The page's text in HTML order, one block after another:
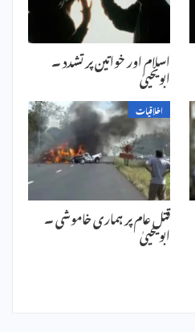
اسلام اور خواتین پر تشدد ۔
ابویحییٰ
اخلاقیات
قتل عام پر ہماری خاموشی ۔
ابویحییٰ